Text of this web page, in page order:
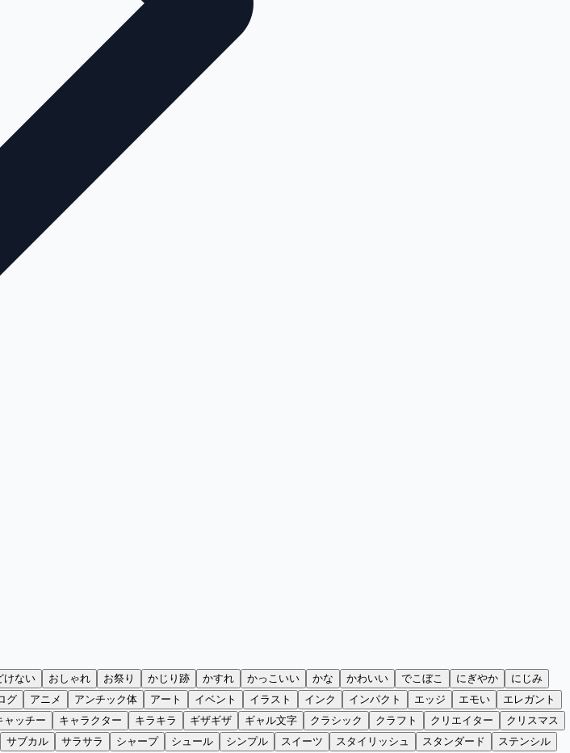
けない おしゃれ お祭り かじり跡 かすれ かっこいい かな かわいい でこぼこ にぎやか
にじみ
グ アニメ アンチック体 アート イベント イラスト インク インパクト エッジ エモい
エレガント
ャッチー キャラクター キラキラ ギザギザ ギャル文字 クラシック クラフト クリエイター
クリスマス
サブカル サラサラ シャープ シュール シンプル スイーツ スタイリッシュ スタンダード
ステンシル